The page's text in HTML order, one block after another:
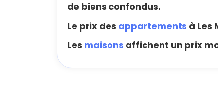
de biens confondus.
Le prix des appartements à Les
Les maisons affichent un prix